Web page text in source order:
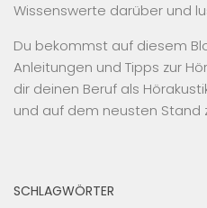
Wissenswerte darüber und
Du bekommst auf diesem
Anleitungen und Tipps zur
dir deinen Beruf als
und auf dem neusten Stand
SCHLAGWÖRTER